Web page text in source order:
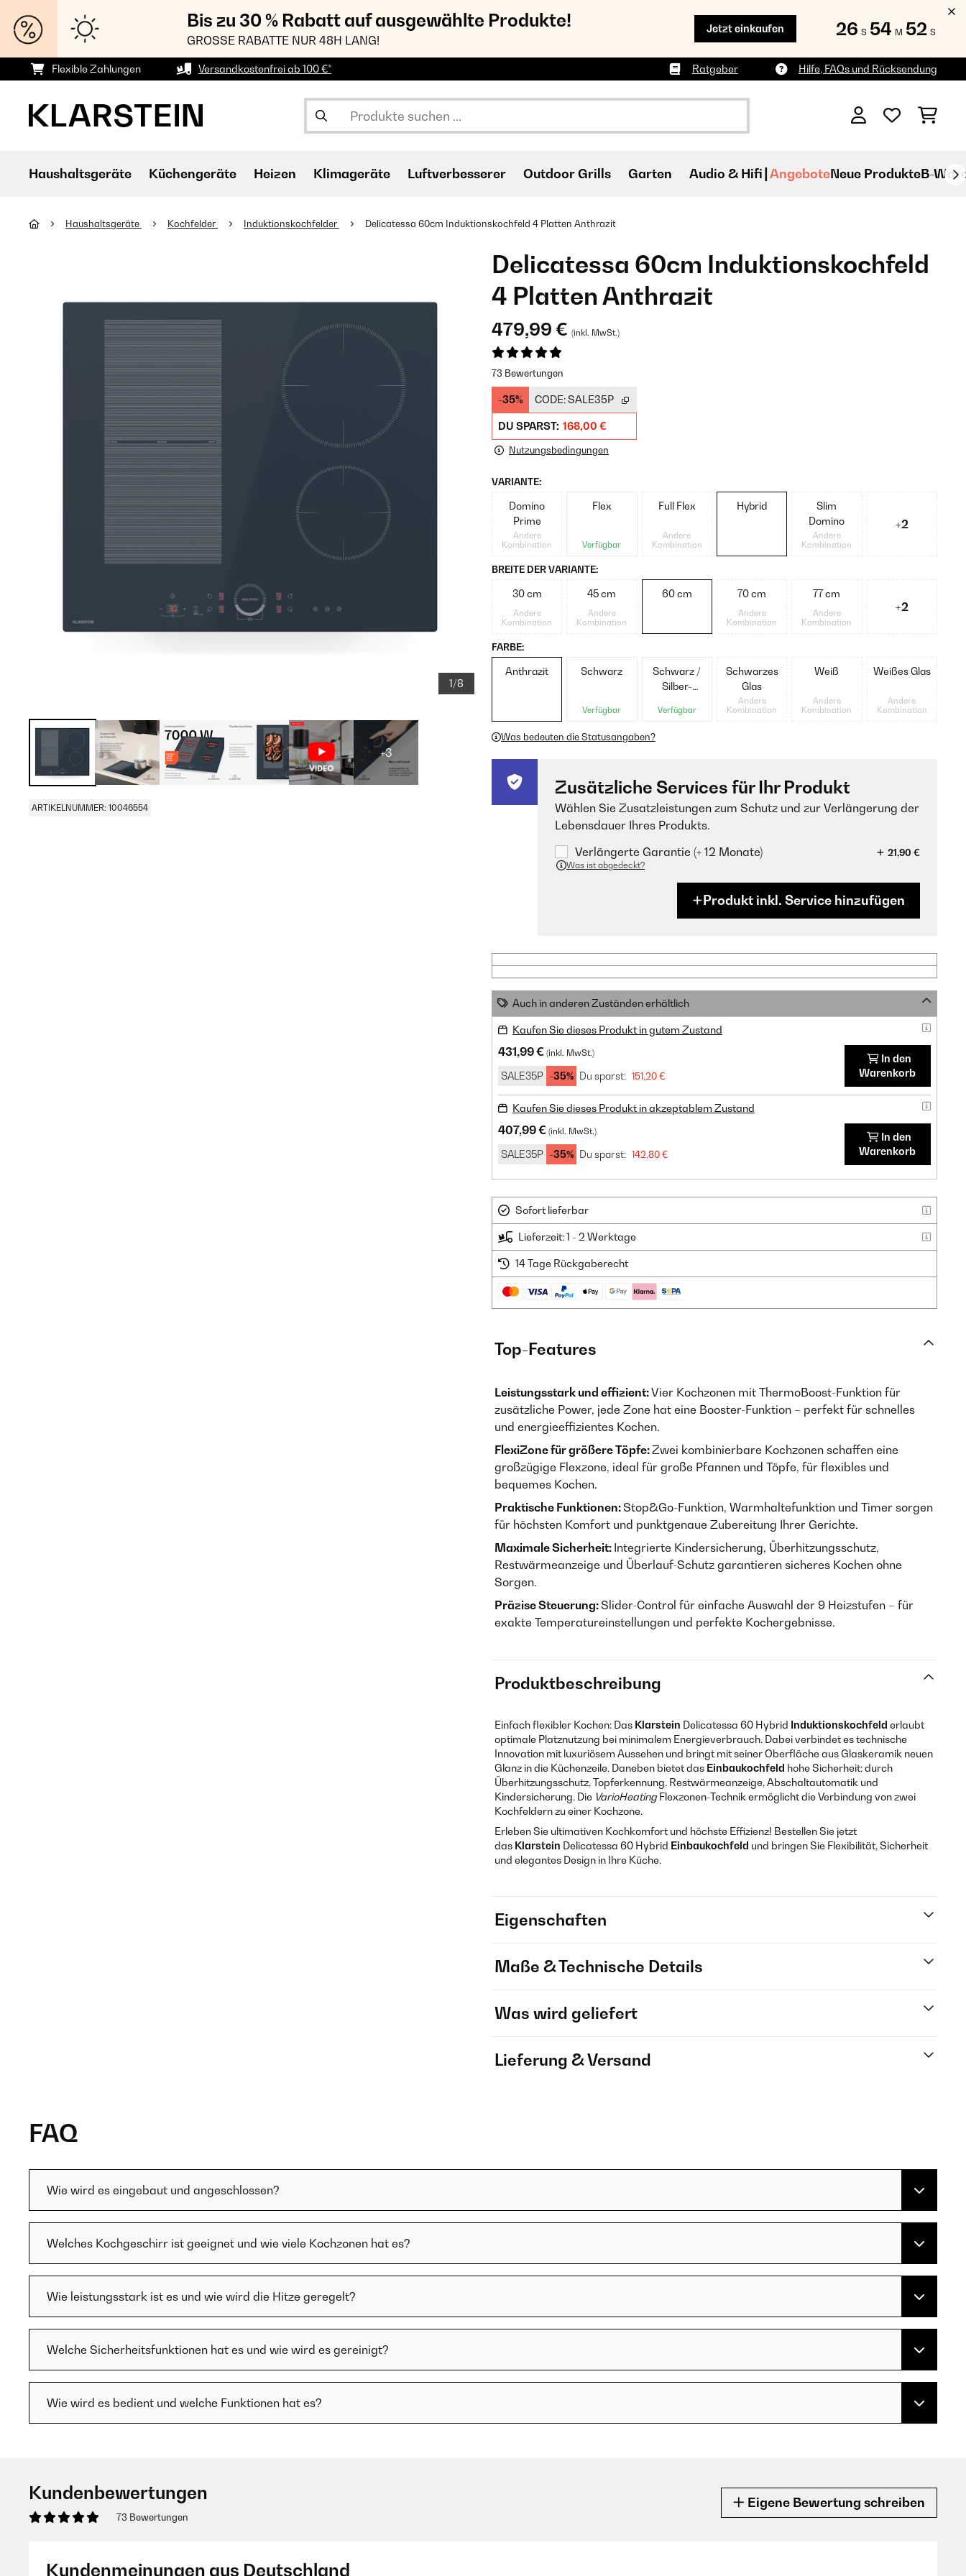
Bis zu 30 % Rabatt auf ausgewählte Produkte!
GROSSE RABATTE NUR 48H LANG!
Jetzt einkaufen 26 S 54 M 50 S
Flexible Zahlungen Versandkostenfrei ab 100 €* Ratgeber Hilfe, FAQs und Rücksendung
Haushaltsgeräte Küchengeräte Heizen Klimageräte Luftverbesserer Outdoor Grills Garten Audio & Hifi AngeboteNeue ProdukteB-
Haushaltsgeräte Kochfelder Induktionskochfelder Delicatessa 60cm Induktionskochfeld 4 Platten Anthrazit
1/8
+3
ARTIKELNUMMER: 10046554
Delicatessa 60cm Induktionskochfeld
4 Platten Anthrazit
479,99 € (inkl. MwSt.)
73 Bewertungen
-35% CODE:SALE35P
DU SPARST: 168,00 €
Nutzungsbedingungen
VARIANTE:
Domino
Prime
Andere
Kombination
Flex
Verfügbar
Full Flex
Andere
Kombination
Hybrid
Slim
Domino
Andere
Kombination
+2
BREITE DER VARIANTE:
30 cm
Andere
Kombination
45 cm
Andere
Kombination
60 cm 70 cm
Andere
Kombination
77 cm
Andere
Kombination
+2
FARBE:
Anthrazit Schwarz
Verfügbar
Schwarz /
Silber-
Verfügbar
Schwarzes
Glas
Andere
Kombination
Weiß
Andere
Kombination
Weißes Glas
Andere
Kombination
Was bedeuten die Statusangaben?
Zusätzliche Services für Ihr Produkt
Wählen Sie Zusatzleistungen zum Schutz und zur Verlängerung der
Lebensdauer Ihres Produkts.
Verlängerte Garantie (+ 12 Monate)
21,90 €
Was ist abgedeckt?
Produkt inkl. Service hinzufügen
Auch in anderen Zuständen erhältlich
Kaufen Sie dieses Produkt in gutem Zustand
431,99 € (inkl. MwSt.)
SALE35P -35% Du sparst: 151,20 €
In den
Warenkorb
Kaufen Sie dieses Produkt in akzeptablem Zustand
407,99 € (inkl. MwSt.)
SALE35P -35% Du sparst: 142,80 €
In den
Warenkorb
Sofort lieferbar
Lieferzeit: 1 - 2 Werktage
14 Tage Rückgaberecht
Top-Features
Leistungsstark und effizient:Vier Kochzonen mit ThermoBoost-Funktion für
zusätzliche Power, jede Zone hat eine Booster-Funktion – perfekt für schnelles
und energieeffizientes Kochen.
FlexiZone für größere Töpfe:Zwei kombinierbare Kochzonen schaffen eine
großzügige Flexzone, ideal für große Pfannen und Töpfe, für flexibles und
bequemes Kochen.
Praktische Funktionen:Stop&Go-Funktion, Warmhaltefunktion und Timer sorgen
für höchsten Komfort und punktgenaue Zubereitung Ihrer Gerichte.
Maximale Sicherheit: Integrierte Kindersicherung, Überhitzungsschutz,
Restwärmeanzeige und Überlauf-Schutz garantieren sicheres Kochen ohne
Sorgen.
Präzise Steuerung:Slider-Control für einfache Auswahl der 9 Heizstufen – für
exakte Temperatureinstellungen und perfekte Kochergebnisse.
Produktbeschreibung
Einfach flexibler Kochen: Das Klarstein Delicatessa 60 Hybrid Induktionskochfeld erlaubt
optimale Platznutzung bei minimalem Energieverbrauch. Dabei verbindet es technische
Innovation mit luxuriösem Aussehen und bringt mit seiner Oberfläche aus Glaskeramik neuen
Glanz in die Küchenzeile. Daneben bietet das Einbaukochfeld hohe Sicherheit: durch
Überhitzungsschutz, Topferkennung, Restwärmeanzeige, Abschaltautomatik und
Kindersicherung. Die VarioHeatingFlexzonen-Technik ermöglicht die Verbindung von zwei
Kochfeldern zu einer Kochzone.
Erleben Sie ultimativen Kochkomfort und höchste Effizienz! Bestellen Sie jetzt
das Klarstein Delicatessa 60 Hybrid Einbaukochfeld und bringen Sie Flexibilität, Sicherheit
und elegantes Design in Ihre Küche.
Eigenschaften
Maße & Technische Details
Was wird geliefert
Lieferung & Versand
FAQ
Wie wird es eingebaut und angeschlossen?
Welches Kochgeschirr ist geeignet und wie viele Kochzonen hat es?
Wie leistungsstark ist es und wie wird die Hitze geregelt?
Welche Sicherheitsfunktionen hat es und wie wird es gereinigt?
Wie wird es bedient und welche Funktionen hat es?
Kundenbewertungen
73 Bewertungen
Eigene Bewertung schreiben
Kundenmeinungen aus Deutschland